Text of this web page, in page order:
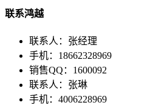
联系鸿越
联系人：张经理
手机：18662328969
销售QQ：1600092
联系人：张琳
手机：4006228969